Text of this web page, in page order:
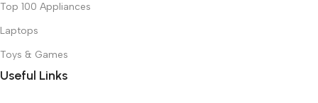
Top 100 Appliances
Laptops
Toys & Games
Useful Links